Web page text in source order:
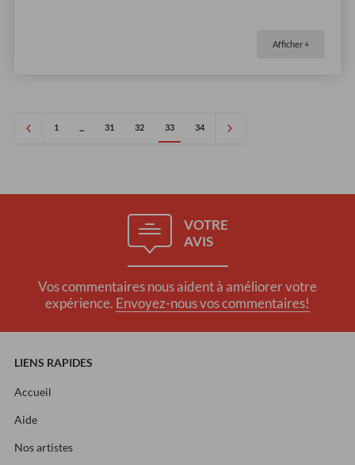
Afficher +
1 ... 31 32 33 34
VOTRE
AVIS
Vos commentaires nous aident à améliorer votre
expérience. Envoyez-nous vos commentaires!
LIENS RAPIDES
Accueil
Aide
Nos artistes